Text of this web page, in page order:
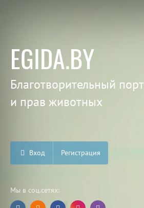
EGIDA.BY
Благотворительный
и прав животных
Вход Регистрация
Мы в соц.сетях: